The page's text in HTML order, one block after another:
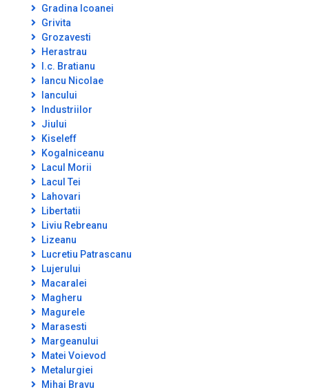
Gradina Icoanei
Grivita
Grozavesti
Herastrau
I.c. Bratianu
Iancu Nicolae
Iancului
Industriilor
Jiului
Kiseleff
Kogalniceanu
Lacul Morii
Lacul Tei
Lahovari
Libertatii
Liviu Rebreanu
Lizeanu
Lucretiu Patrascanu
Lujerului
Macaralei
Magheru
Magurele
Marasesti
Margeanului
Matei Voievod
Metalurgiei
Mihai Bravu